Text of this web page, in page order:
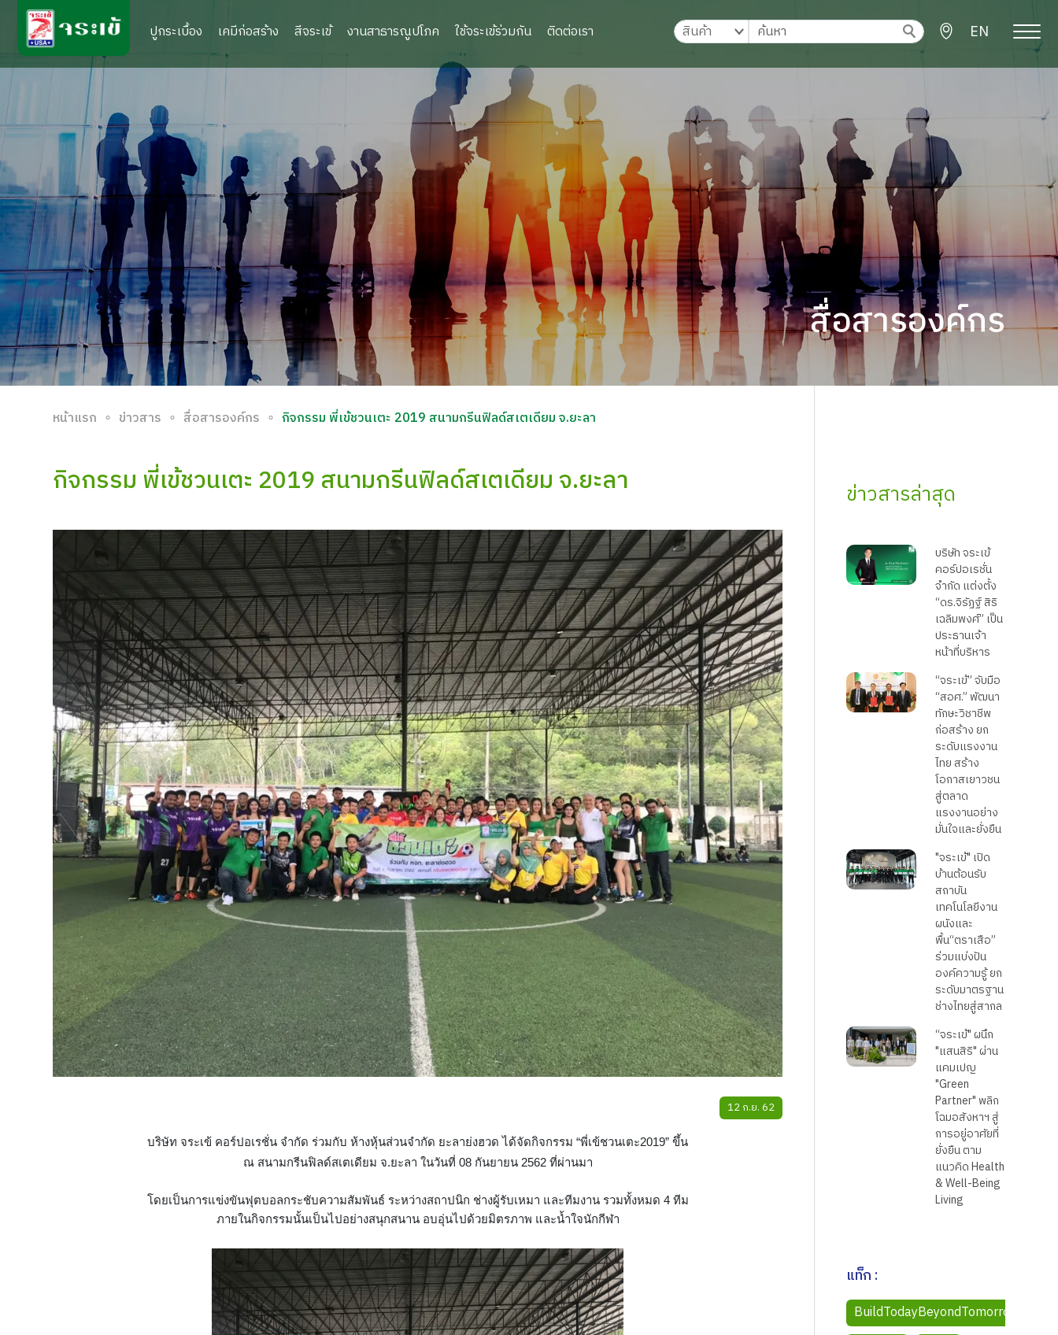
ปูกระเบื้อง เคมีก่อสร้าง สีจระเข้ งานสาธารณูปโภค ใช้จระเข้ร่วมกัน ติดต่อเรา EN
สื่อสารองค์กร
หน้าแรก ∘ ข่าวสาร ∘ สื่อสารองค์กร ∘ กิจกรรม พี่เข้ชวนเตะ 2019 สนามกรีนฟิลด์สเตเดียม จ.ยะลา
กิจกรรม พี่เข้ชวนเตะ 2019 สนามกรีนฟิลด์สเตเดียม จ.ยะลา
12 ก.ย. 62
บริษัท จระเข้ คอร์ปอเรชั่น จำกัด ร่วมกับ ห้างหุ้นส่วนจำกัด ยะลาย่งฮวด ได้จัดกิจกรรม“พี่เข้ชวนเตะ2019” ขึ้น
ณ สนามกรีนฟิลด์สเตเดียม จ.ยะลา ในวันที่ 08 กันยายน 2562 ที่ผ่านมา
โดยเป็นการแข่งขันฟุตบอลกระชับความสัมพันธ์ ระหว่างสถาปนิก ช่างผู้รับเหมา และทีมงาน รวมทั้งหมด 4 ทีม
ภายในกิจกรรมนั้นเป็นไปอย่างสนุกสนาน อบอุ่นไปด้วยมิตรภาพ และน้ำใจนักกีฬา
ข่าวสารล่าสุด
บริษัท จระเข้
คอร์ปอเรชั่น
จำกัด แต่งตั้ง
“ดร.จิรัฏฐ์ สิริ
เฉลิมพงศ์” เป็น
ประธานเจ้า
หน้าที่บริหาร
“จระเข้” จับมือ
“สอศ.” พัฒนา
ทักษะวิชาชีพ
ก่อสร้าง ยก
ระดับแรงงาน
ไทย สร้าง
โอกาสเยาวชน
สู่ตลาด
แรงงานอย่าง
มั่นใจและยั่งยืน
"จระเข้" เปิด
บ้านต้อนรับ
สถาบัน
เทคโนโลยีงาน
ผนังและ
พื้น“ตราเสือ”
ร่วมแบ่งปัน
องค์ความรู้ ยก
ระดับมาตรฐาน
ช่างไทยสู่สากล
“จระเข้" ผนึก
"แสนสิริ" ผ่าน
แคมเปญ
"Green
Partner" พลิก
โฉมอสังหาฯ สู่
การอยู่อาศัยที่
ยั่งยืน ตาม
แนวคิด Health
& Well-Being
Living
แท็ก :
BuildTodayBeyondTomorrow